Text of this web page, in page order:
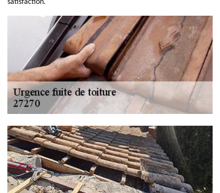
satisfaction.